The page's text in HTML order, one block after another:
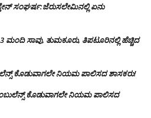
ಸಂಘರ್ಷ:ಜೆರುಸಲೇಮಿನಲ್ಲಿ ಏನು
ಮಂದಿ ಸಾವು, ತುಮಕೂರು, ತಿಪಟೂರಿನಲ್ಲಿ ಹೆಚ್ಚಿದ
ಕೊಡುವಾಗಲೇ ನಿಯಮ ಪಾಲಿಸದ ಶಾಸಕರು!
ಕೊಡುವಾಗಲೇ ನಿಯಮ ಪಾಲಿಸದ